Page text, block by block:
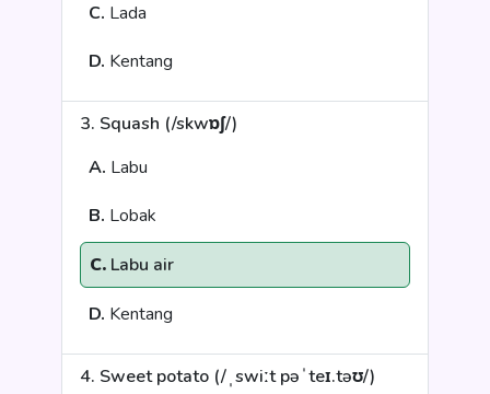
C. Lada
D. Kentang
3. Squash (/skwɒʃ/)
A. Labu
B. Lobak
C. Labu air
D. Kentang
4. Sweet potato (/ˌswiːt pəˈteɪ.təʊ/)